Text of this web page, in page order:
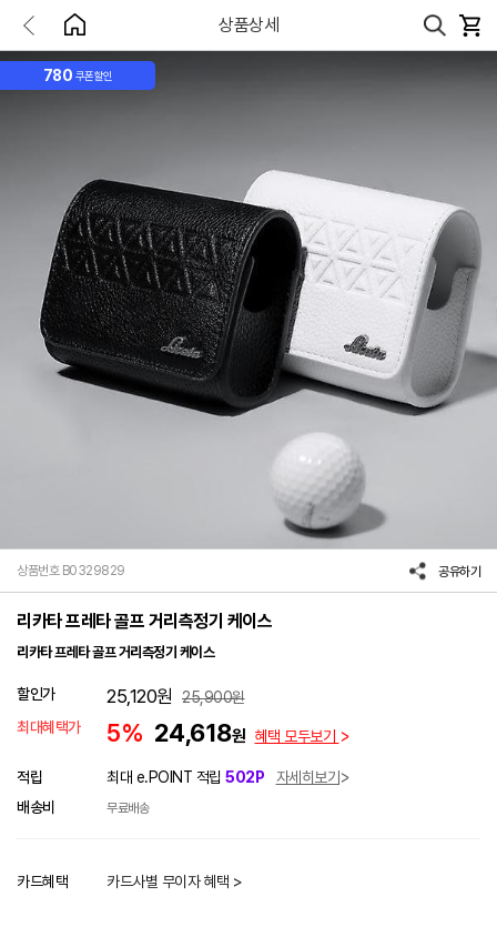
상품상세
780 쿠폰할인
상품번호 B0329829 공유하기
리카타 프레타 골프 거리측정기 케이스
리카타 프레타 골프 거리측정기 케이스
할인가 25,120원 25,900원
최대혜택가
5% 24,618원 혜택 모두보기
적립 최대 e.POINT 적립 502P
자세히보기
배송비
무료배송
카드혜택 카드사별 무이자 혜택 >